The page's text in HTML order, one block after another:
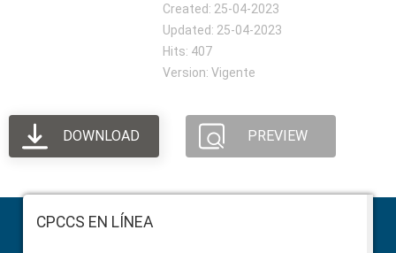
Created: 25-04-2023
Updated: 25-04-2023
Hits: 407
Version: Vigente
DOWNLOAD PREVIEW
FooterCPCCS EN LÍNEA